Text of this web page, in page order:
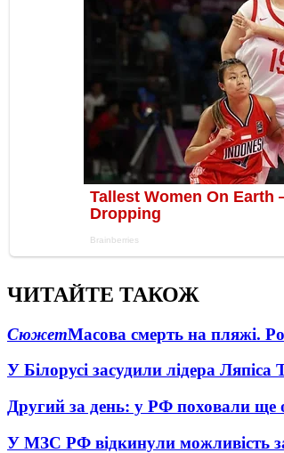
ЧИТАЙТЕ ТАКОЖ
СюжетМасова смерть на пляжі.
У Білорусі засудили лідера
Другий за день: у РФ поховали ще
У МЗС РФ відкинули можливість